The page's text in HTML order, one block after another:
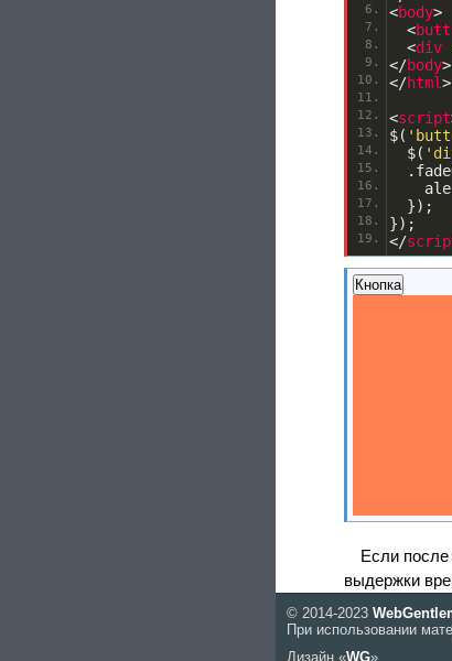
<body>
<
<div
</body>
</html>
<script
$(
  $
(
.
});
});
</
Кнопка
Если после
выдержки
© 2014-2023
При использовании
Дизайн «WG»